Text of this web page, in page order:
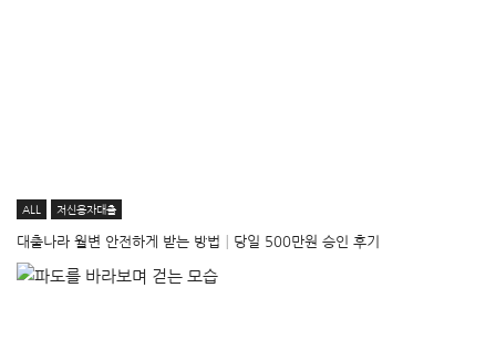
ALL 저신용자대출
대출나라 월변 안전하게 받는 방법│당일 500만원 승인 후기